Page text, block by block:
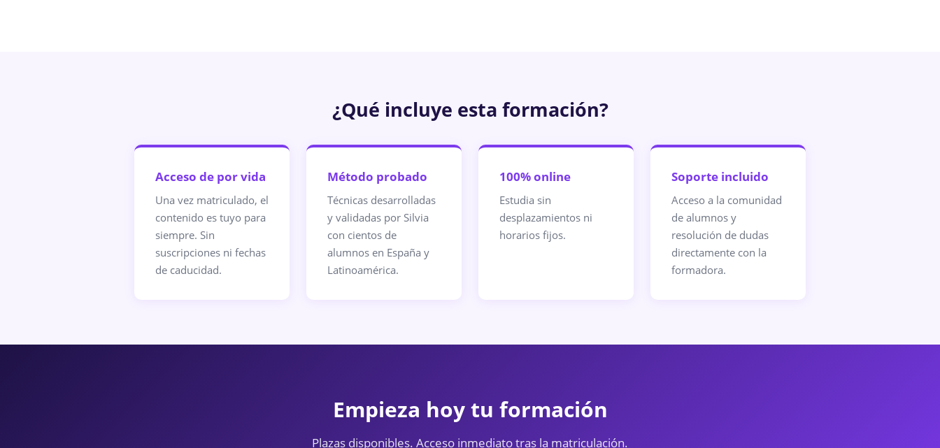
¿Qué incluye esta formación?
Acceso de por vida
Una vez matriculado, el
contenido es tuyo para
siempre. Sin
suscripciones ni fechas
de caducidad.
Método probado
Técnicas desarrolladas
y validadas por Silvia
con cientos de
alumnos en España y
Latinoamérica.
100% online
Estudia sin
desplazamientos ni
horarios fijos.
Soporte incluido
Acceso a la comunidad
de alumnos y
resolución de dudas
directamente con la
formadora.
Empieza hoy tu formación
Plazas disponibles. Acceso inmediato tras la matriculación.